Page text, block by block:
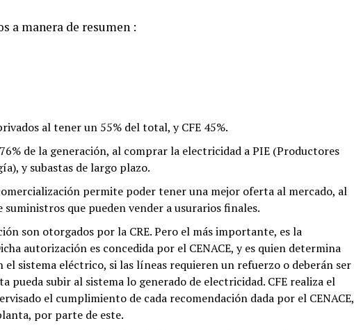
a manera de resumen :
al tener un 55% del total, y CFE 45%.
de la generación, al comprar la electricidad a PIE (Productores
y subastas de largo plazo.
permite poder tener una mejor oferta al mercado, al
suministros que pueden vender a usurarios finales.
son otorgados por la CRE. Pero el más importante, es la
autorización es concedida por el CENACE, y es quien determina
el sistema eléctrico, si las líneas requieren un refuerzo o deberán ser
pueda subir al sistema lo generado de electricidad. CFE realiza el
el cumplimiento de cada recomendación dada por el CENACE,
por parte de este.